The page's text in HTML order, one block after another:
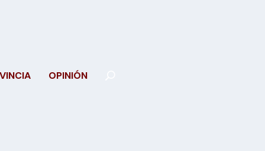
OPINIÓN